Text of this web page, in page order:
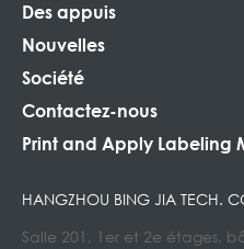
Des appuis
Nouvelles
Société
Contactez-nous
Print and Apply Labeling
HANGZHOU BING JIA TECH.
Salle 201, 1er et 2e étages,